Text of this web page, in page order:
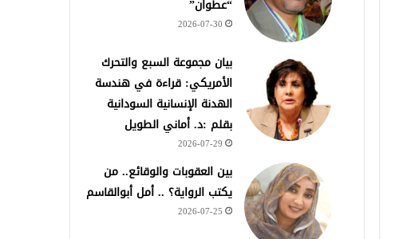
“عطوان”
2026-07-30
بيان مجموعة السبع والتحرك
الأمريكي: قراءة في هندسة
الهدنة الإنسانية السودانية
بقلم :د. أماني الطويل
2026-07-29
بين العقوبات والوقائع.. من
يكتب الرواية؟ .. أمل أبوالقاسم
2026-07-25